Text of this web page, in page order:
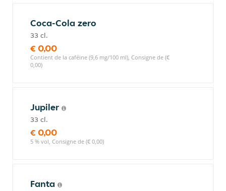
Coca-Cola zero
33 cl.
€ 0,00
Contient de la caféine (9,6 mg/100 ml), Consigne de (€
0,00)
Jupiler
33 cl.
€ 0,00
5 % vol, Consigne de (€ 0,00)
Fanta